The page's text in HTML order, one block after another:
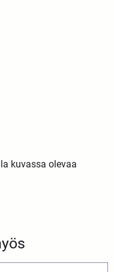
kuvassa olevaa